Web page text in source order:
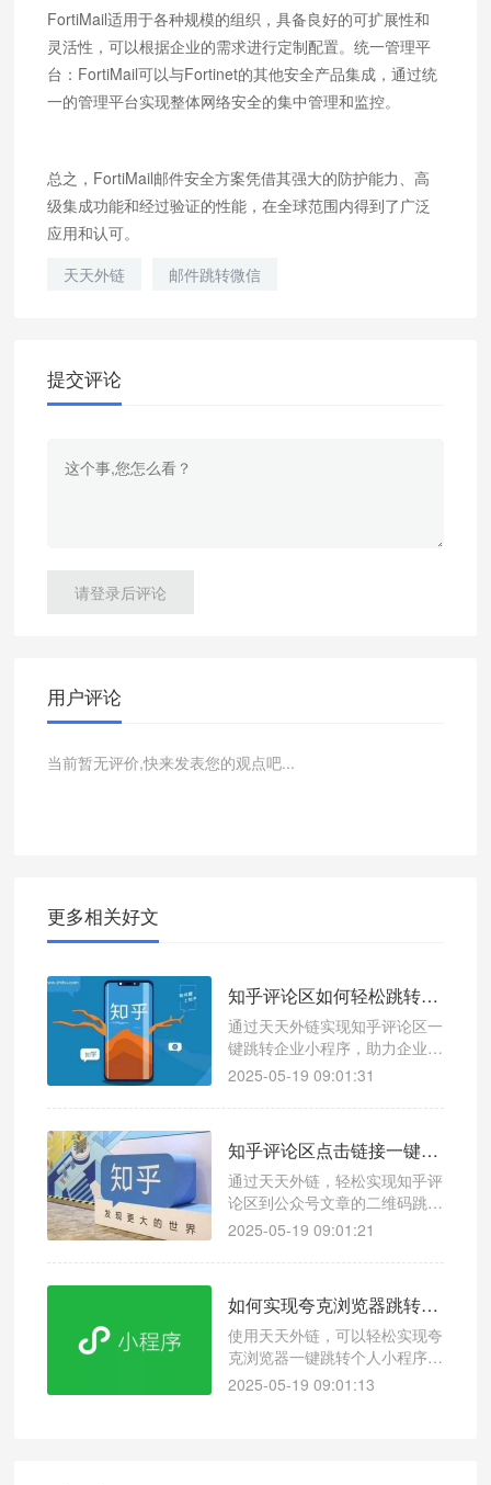
FortiMail适用于各种规模的组织，具备良好的可扩展性和
灵活性，可以根据企业的需求进行定制配置。统一管理平
台：FortiMail可以与Fortinet的其他安全产品集成，通过统
一的管理平台实现整体网络安全的集中管理和监控。
总之，FortiMail邮件安全方案凭借其强大的防护能力、高
级集成功能和经过验证的性能，在全球范围内得到了广泛
应用和认可。
天天外链
邮件跳转微信
提交评论
请登录后评论
用户评论
当前暂无评价,快来发表您的观点吧...
更多相关好文
知乎评论区如何轻松跳转企业小程序？天天外链快速引流
通过天天外链实现知乎评论区一
键跳转企业小程序，助力企业高
效引流和精准获客。
2025-05-19 09:01:31
知乎评论区点击链接一键跳转微信公众号文章方法指南！一键跳转操作超简单
通过天天外链，轻松实现知乎评
论区到公众号文章的二维码跳
转，提升公众号流量和粉丝互
2025-05-19 09:01:21
如何实现夸克浏览器跳转到个人小程序引流？浏览器跳转微信链接怎么弄？
使用天天外链，可以轻松实现夸
克浏览器一键跳转个人小程序，
助力企业高效引流。
2025-05-19 09:01:13